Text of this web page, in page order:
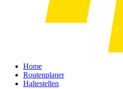
Home
Routenplaner
Haltestellen